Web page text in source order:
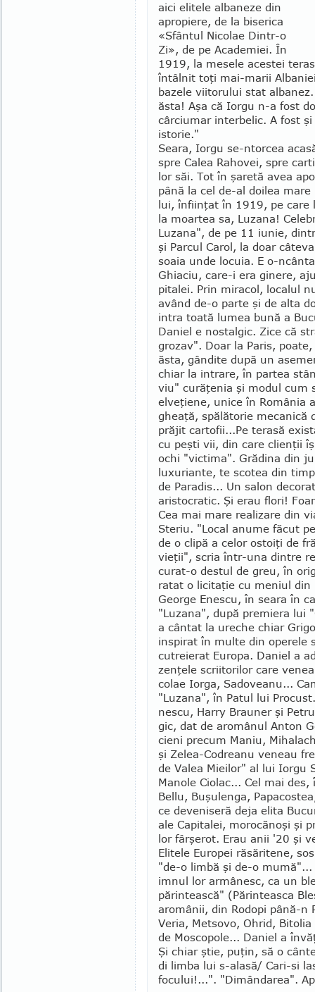
aici elitele albane­ze din
apropiere, de la biserica
«Sfân­tul Ni­colae Dintr-o
Zi», de pe Academiei. În
1919, la mesele acestei
întâlnit toţi mai-marii
bazele viitorului stat
ăsta! Aşa că Iorgu n-a fost
cârciumar interbelic. A fost şi
istorie."
Seara, Iorgu se-ntorcea
spre Calea Rahovei, spre
lor săi. Tot în şaretă avea
până la cel de-al doilea
lui, înfiinţat în 1919, pe care
la moartea sa, Luzana!
Luzana", de pe 11 iunie,
şi Parcul Carol, la doar
soaia unde locuia. E o-
Ghiaciu, care-i era ginere,
pita­lei. Prin miracol, localul
având de-o parte şi de alta
intra toată lumea bună a
Daniel e nostalgic. Zice că
grozav". Doar la Paris,
ăsta, gândite după un
chiar la intrare, în partea
viu" curăţenia şi modul cum
elveţiene, unice în Ro­mânia
gheaţă, spălă­torie mecanică
prăjit cartofii...Pe terasă
cu peşti vii, din care clienţii
ochi "vic­tima". Grădina din
luxuriante, te scotea din
de Paradis... Un salon
aristocratic. Şi erau flori!
Cea mai mare realizare din
Ste­riu. "Local anume făcut
de o clipă a celor ostoiţi de
vieţii", scria într-una dintre
curat-o destul de greu, în
ratat o licitaţie cu meniul
George Enescu, în seara în
"Luzana", după premiera lui
a cântat la ureche chiar
inspirat în multe din operele
cutreierat Europa. Daniel a
zenţele scriito­rilor care
colae Iorga, Sadoveanu...
"Luzana", în Patul lui
nescu, Harry Brauner şi
gic, dat de aromânul Anton
cieni pre­cum Maniu,
şi Ze­lea-Codrea­nu ve­neau
de Valea Mieilor" al lui Iorgu
Ma­nole Cio­lac... Cel mai
Bellu, Buşulenga,
ce de­veniseră deja elita
ale Capitalei, morocă­noşi şi
lor fârşerot. Erau anii '20 şi
Elitele Europei răsări­tene,
"de-o limbă şi de-o
imnul lor armâ­nesc, ca un
părintească" (Părinteasca
aro­mânii, din Rodopi până-n
Veria, Metsovo, Ohrid,
de Mosco­pole... Daniel a
Şi chiar ştie, puţin, să o
di limba lui s-alasă/ Cari-si
focului!...". "Dimân­darea".